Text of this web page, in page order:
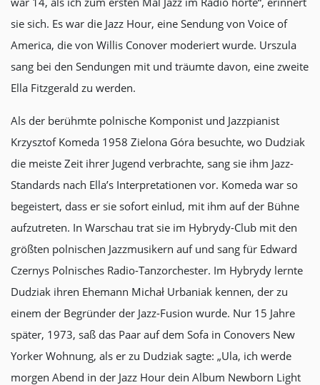
sie sich. Es war die Jazz Hour, eine Sendung von Voice of
America, die von Willis Conover moderiert wurde. Urszula
sang bei den Sendungen mit und träumte davon, eine zweite
Ella Fitzgerald zu werden.
Als der berühmte polnische Komponist und Jazzpianist
Krzysztof Komeda 1958 Zielona Góra besuchte, wo Dudziak
die meiste Zeit ihrer Jugend verbrachte, sang sie ihm Jazz-
Standards nach Ella’s Interpretationen vor. Komeda war so
begeistert, dass er sie sofort einlud, mit ihm auf der Bühne
aufzutreten. In Warschau trat sie im Hybrydy-Club mit den
größten polnischen Jazzmusikern auf und sang für Edward
Czernys Polnisches Radio-Tanzorchester. Im Hybrydy lernte
Dudziak ihren Ehemann Michał Urbaniak kennen, der zu
einem der Begründer der Jazz-Fusion wurde. Nur 15 Jahre
später, 1973, saß das Paar auf dem Sofa in Conovers New
Yorker Wohnung, als er zu Dudziak sagte: „Ula, ich werde
morgen Abend in der Jazz Hour dein Album Newborn Light